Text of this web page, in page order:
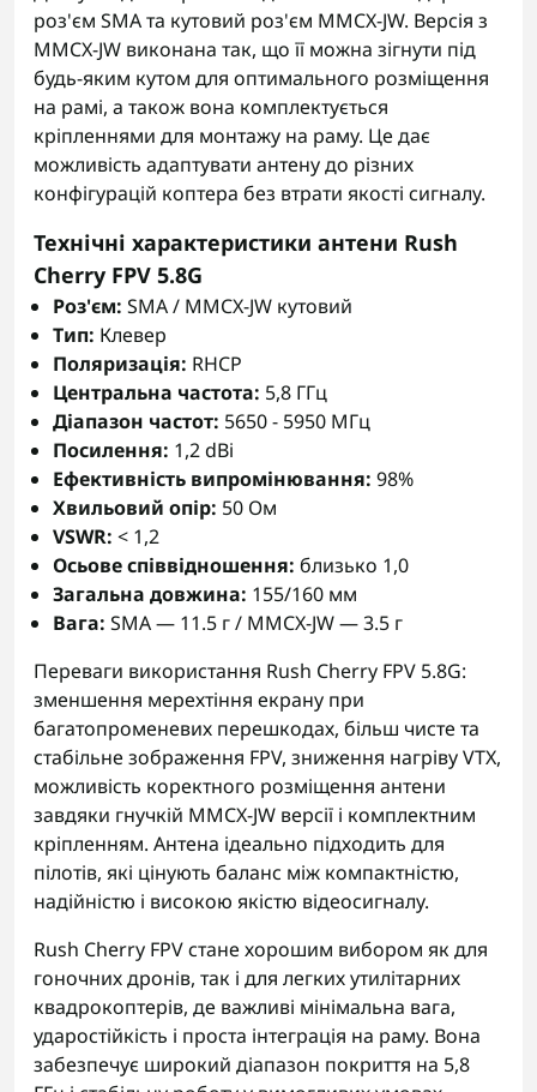
роз'єм SMA та кутовий роз'єм MMCX-JW. Версія з
MMCX-JW виконана так, що її можна зігнути під
будь-яким кутом для оптимального розміщення
на рамі, а також вона комплектується
кріпленнями для монтажу на раму. Це дає
можливість адаптувати антену до різних
конфігурацій коптера без втрати якості сигналу.
Технічні характеристики антени Rush
Cherry FPV 5.8G
Роз'єм: SMA / MMCX-JW кутовий
Тип: Клевер
Поляризація: RHCP
Центральна частота: 5,8 ГГц
Діапазон частот: 5650 - 5950 МГц
Посилення: 1,2 dBi
Ефективність випромінювання: 98%
Хвильовий опір: 50 Ом
VSWR: < 1,2
Осьове співвідношення: близько 1,0
Загальна довжина: 155/160 мм
Вага: SMA — 11.5 г / MMCX-JW — 3.5 г
Переваги використання Rush Cherry FPV 5.8G:
зменшення мерехтіння екрану при
багатопроменевих перешкодах, більш чисте та
стабільне зображення FPV, зниження нагріву VTX,
можливість коректного розміщення антени
завдяки гнучкій MMCX-JW версії і комплектним
кріпленням. Антена ідеально підходить для
пілотів, які цінують баланс між компактністю,
надійністю і високою якістю відеосигналу.
Rush Cherry FPV стане хорошим вибором як для
гоночних дронів, так і для легких утилітарних
квадрокоптерів, де важливі мінімальна вага,
ударостійкість і проста інтеграція на раму. Вона
забезпечує широкий діапазон покриття на 5,8